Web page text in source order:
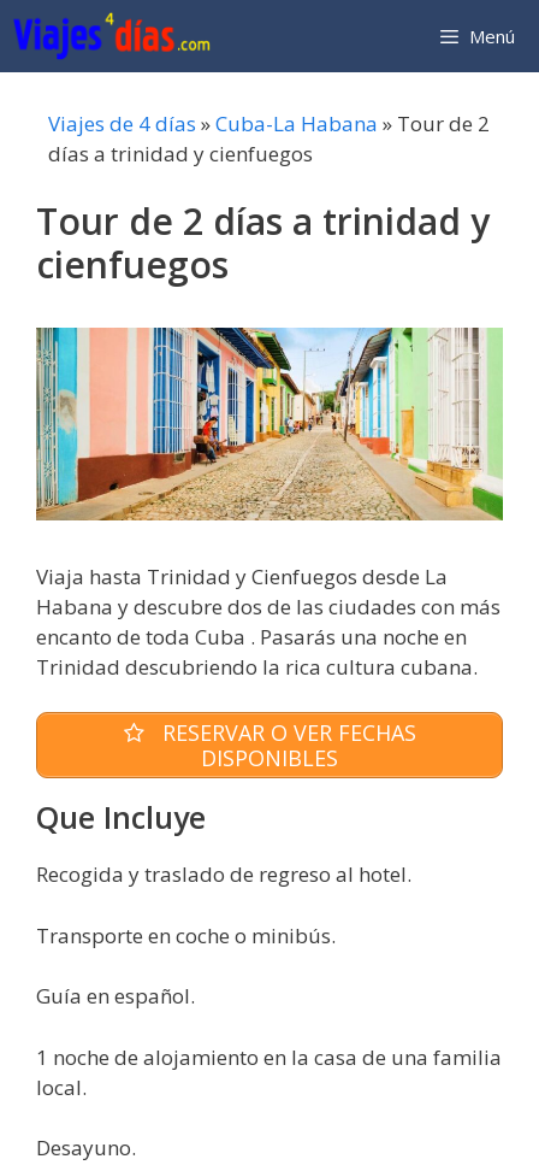
Saltar
al
contenido
Menú
Viajes de 4 días »Cuba-La Habana » Tour de 2
días a trinidad y cienfuegos
Tour de 2 días a trinidad y
cienfuegos
Viaja hasta Trinidad y Cienfuegos desde La
Habana y descubre dos de las ciudades con más
encanto de toda Cuba . Pasarás una noche en
Trinidad descubriendo la rica cultura cubana.
RESERVAR O VER FECHAS
DISPONIBLES
Que Incluye
Recogida y traslado de regreso al hotel.
Transporte en coche o minibús.
Guía en español.
1 noche de alojamiento en la casa de una familia
local.
Desayuno.